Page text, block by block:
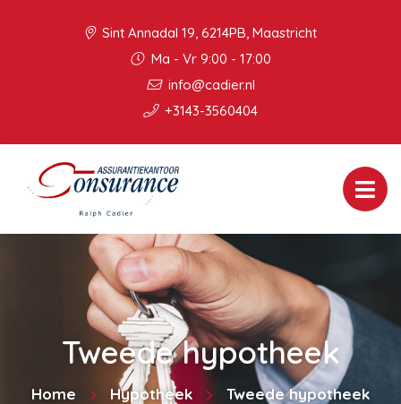
Sint Annadal 19, 6214PB, Maastricht
Ma - Vr 9:00 - 17:00
info@cadier.nl
+3143-3560404
Tweede hypotheek
Home Hypotheek Tweede hypotheek